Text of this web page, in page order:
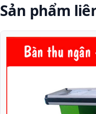
Sản phẩm